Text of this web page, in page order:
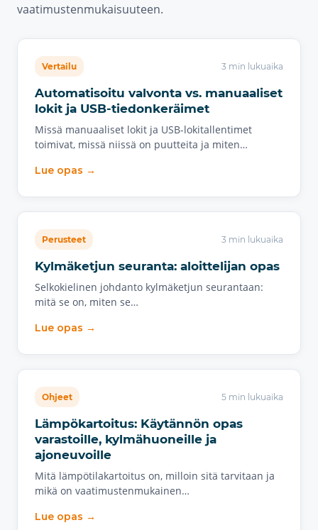
vaatimustenmukaisuuteen.
Vertailu 3 min lukuaika
Automatisoitu valvonta vs. manuaaliset
lokit ja USB-tiedonkeräimet
Missä manuaaliset lokit ja USB-lokitallentimet
toimivat, missä niissä on puutteita ja miten…
Lue opas →
Perusteet 3 min lukuaika
Kylmäketjun seuranta: aloittelijan opas
Selkokielinen johdanto kylmäketjun seurantaan:
mitä se on, miten se…
Lue opas →
Ohjeet 5 min lukuaika
Lämpökartoitus: Käytännön opas
varastoille, kylmähuoneille ja
ajoneuvoille
Mitä lämpötilakartoitus on, milloin sitä tarvitaan ja
mikä on vaatimustenmukainen…
Lue opas →